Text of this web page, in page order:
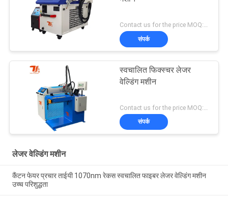
संपर्क
स्वचालित फिक्स्चर लेजर
वेल्डिंग मशीन
संपर्क
लेजर वेल्डिंग मशीन
कैंटन फेयर प्रचार ताईयी 1070nm रेकस स्वचालित फाइबर लेजर वेल्डिंग मशीन
उच्च परिशुद्धता